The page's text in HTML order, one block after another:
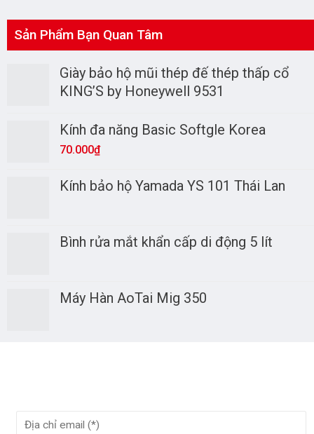
Sản Phẩm Bạn Quan Tâm
Giày bảo hộ mũi thép đế thép thấp cổ
KING’S by Honeywell 9531
Kính đa năng Basic Softgle Korea
70.000₫
Kính bảo hộ Yamada YS 101 Thái Lan
Bình rửa mắt khẩn cấp di động 5 lít
Máy Hàn AoTai Mig 350